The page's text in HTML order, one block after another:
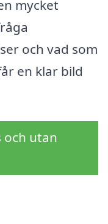
mycket
och vad som
en klar bild
och utan